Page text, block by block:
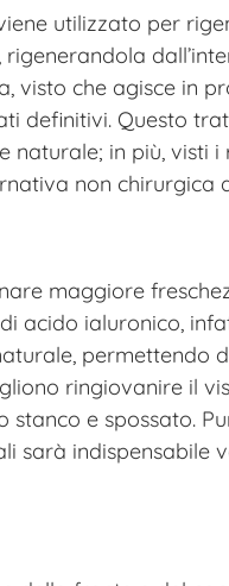
utilizzato per
visto che agisce in
definitivi. Questo
naturale; in più, visti i
non chirurgica
maggiore
acido ialuronico,
permettendo
ringiovanire il
stanco e spossato.
sarà indispensabile